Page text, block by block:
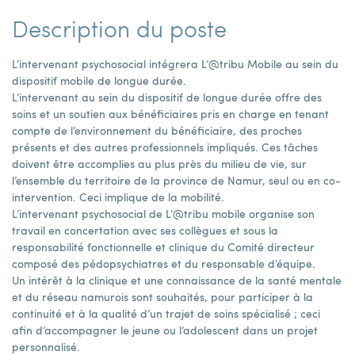
Description du poste
L’intervenant psychosocial intégrera L’@tribu Mobile au sein du
dispositif mobile de longue durée.
L’intervenant au sein du dispositif de longue durée offre des
soins et un soutien aux bénéficiaires pris en charge en tenant
compte de l’environnement du bénéficiaire, des proches
présents et des autres professionnels impliqués. Ces tâches
doivent être accomplies au plus près du milieu de vie, sur
l’ensemble du territoire de la province de Namur, seul ou en co-
intervention. Ceci implique de la mobilité.
L’intervenant psychosocial de L’@tribu mobile organise son
travail en concertation avec ses collègues et sous la
responsabilité fonctionnelle et clinique du Comité directeur
composé des pédopsychiatres et du responsable d’équipe.
Un intérêt à la clinique et une connaissance de la santé mentale
et du réseau namurois sont souhaités, pour participer à la
continuité et à la qualité d’un trajet de soins spécialisé ; ceci
afin d’accompagner le jeune ou l’adolescent dans un projet
personnalisé.